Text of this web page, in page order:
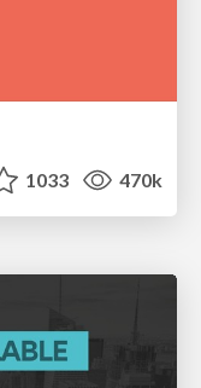
1033 470k